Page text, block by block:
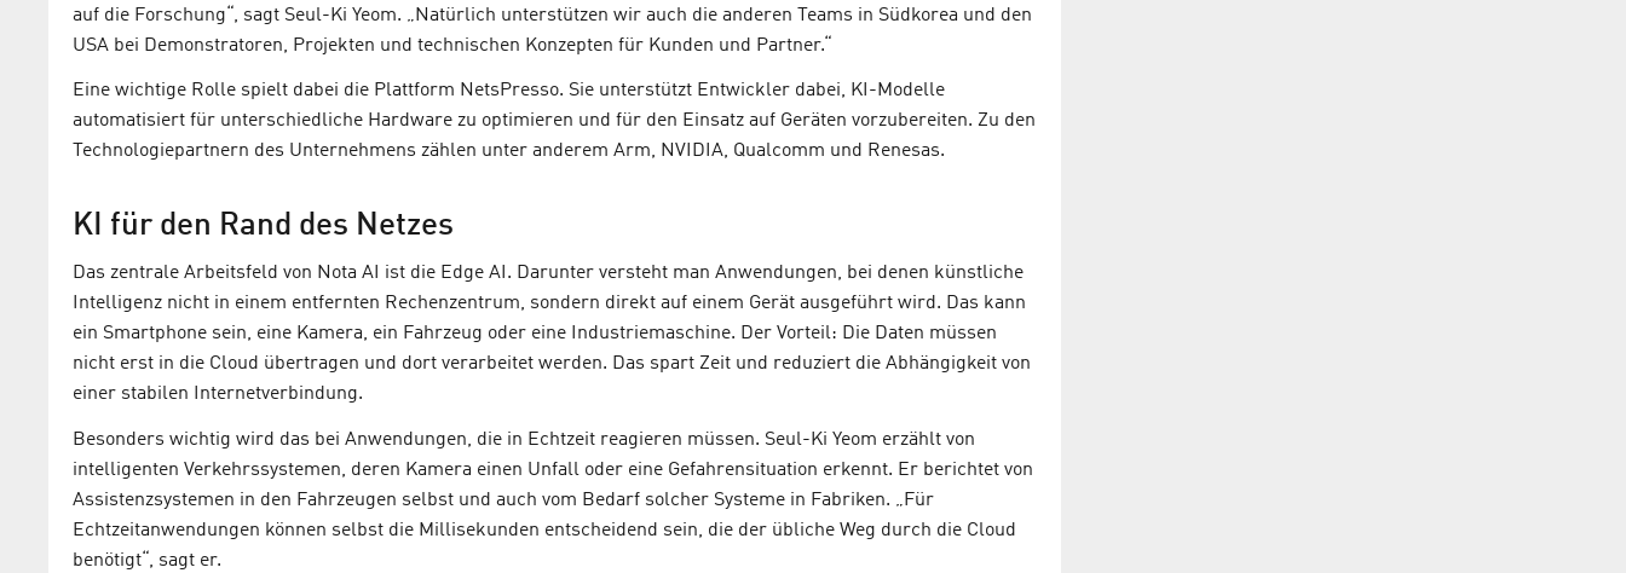
auf die Forschung“, sagt Seul-Ki Yeom. „Natürlich unterstützen wir auch die anderen Teams in Südkorea und den
USA bei Demonstratoren, Projekten und technischen Konzepten für Kunden und Partner.“
Eine wichtige Rolle spielt dabei die Plattform NetsPresso. Sie unterstützt Entwickler dabei, KI-Modelle
automatisiert für unterschiedliche Hardware zu optimieren und für den Einsatz auf Geräten vorzubereiten. Zu den
Technologiepartnern des Unternehmens zählen unter anderem Arm, NVIDIA, Qualcomm und Renesas.
KI für den Rand des Netzes
Das zentrale Arbeitsfeld von Nota AI ist die Edge AI. Darunter versteht man Anwendungen, bei denen künstliche
Intelligenz nicht in einem entfernten Rechenzentrum, sondern direkt auf einem Gerät ausgeführt wird. Das kann
ein Smartphone sein, eine Kamera, ein Fahrzeug oder eine Industriemaschine. Der Vorteil: Die Daten müssen
nicht erst in die Cloud übertragen und dort verarbeitet werden. Das spart Zeit und reduziert die Abhängigkeit von
einer stabilen Internetverbindung.
Besonders wichtig wird das bei Anwendungen, die in Echtzeit reagieren müssen. Seul-Ki Yeom erzählt von
intelligenten Verkehrssystemen, deren Kamera einen Unfall oder eine Gefahrensituation erkennt. Er berichtet von
Assistenzsystemen in den Fahrzeugen selbst und auch vom Bedarf solcher Systeme in Fabriken. „Für
Echtzeitanwendungen können selbst die Millisekunden entscheidend sein, die der übliche Weg durch die Cloud
benötigt“, sagt er.